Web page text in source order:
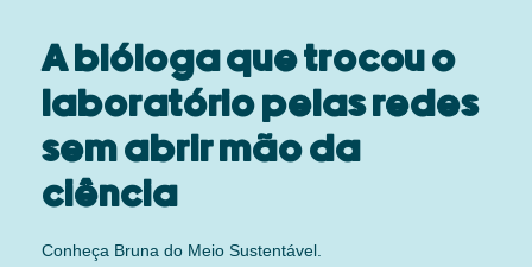
A bióloga que trocou o
laboratório pelas redes
sem abrir mão da
ciência
Conheça Bruna do Meio Sustentável.